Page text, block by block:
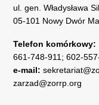
ul. gen. Władysława
05-101 Nowy Dwór
Telefon komórkowy:
661-748-911 ; 602-
e-mail:
zarzad@zorrp.org